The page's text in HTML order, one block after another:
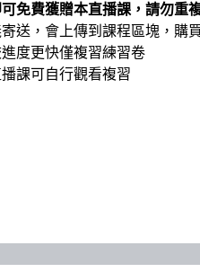
免費獲贈本直播課，請勿重
送，會上傳到課程區塊，購
度更快僅複習練習卷
課可自行觀看複習